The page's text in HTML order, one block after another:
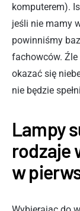
komputerem).
jeśli nie mamy
powinniśmy
fachowców.
okazać się
nie będzie
Lampy
rodzaje
w